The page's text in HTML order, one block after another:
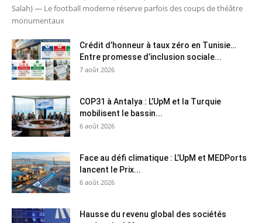
Salah) — Le football moderne réserve parfois des coups de théâtre
monumentaux
Crédit d’honneur à taux zéro en Tunisie…
Entre promesse d’inclusion sociale...
7 août 2026
COP31 à Antalya : L’UpM et la Turquie
mobilisent le bassin...
6 août 2026
Face au défi climatique : L’UpM et MEDPorts
lancent le Prix...
6 août 2026
Hausse du revenu global des sociétés